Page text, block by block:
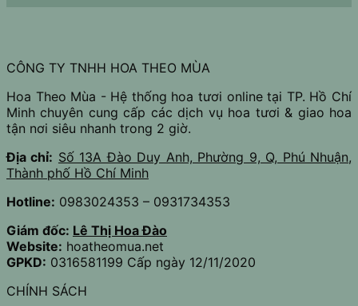
CÔNG TY TNHH HOA THEO MÙA
Hoa Theo Mùa - Hệ thống hoa tươi online tại TP. Hồ Chí
Minh chuyên cung cấp các dịch vụ hoa tươi & giao hoa
tận nơi siêu nhanh trong 2 giờ.
Địa chỉ: Số 13A Đào Duy Anh, Phường 9, Q, Phú Nhuận,
Thành phố Hồ Chí Minh
Hotline: 0983024353 – 0931734353
Giám đốc: Lê Thị Hoa Đào
Website: hoatheomua.net
GPKD: 0316581199 Cấp ngày 12/11/2020
CHÍNH SÁCH